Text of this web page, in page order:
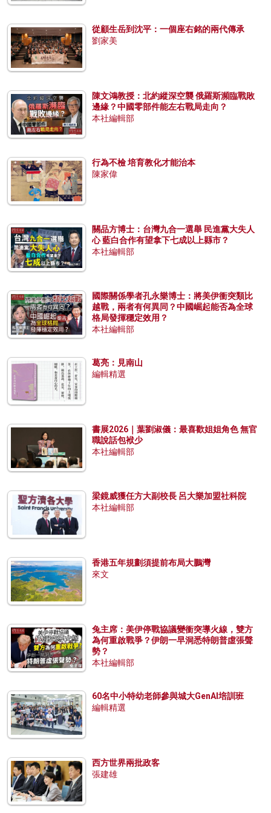
從顧生岳到沈平：一個座右銘的兩代傳承
劉家美
陳文鴻教授：北約縱深空襲 俄羅斯瀕臨戰敗
邊緣？中國零部件能左右戰局走向？
本社編輯部
行為不檢 培育教化才能治本
陳家偉
關品方博士：台灣九合一選舉 民進黨大失人
心 藍白合作有望拿下七成以上縣市？
本社編輯部
國際關係學者孔永樂博士：將美伊衝突類比
越戰，兩者有何異同？中國崛起能否為全球
格局發揮穩定效用？
本社編輯部
葛亮：見南山
編輯精選
書展2026｜葉劉淑儀：最喜歡姐姐角色 無官
職說話包袱少
本社編輯部
梁鏡威獲任方大副校長 呂大樂加盟社科院
本社編輯部
香港五年規劃須提前布局大鵬灣
來文
兔主席：美伊停戰協議變衝突導火線，雙方
為何重啟戰爭？伊朗一早洞悉特朗普虛張聲
勢？
本社編輯部
60名中小特幼老師參與城大GenAI培訓班
編輯精選
西方世界兩批政客
張建雄